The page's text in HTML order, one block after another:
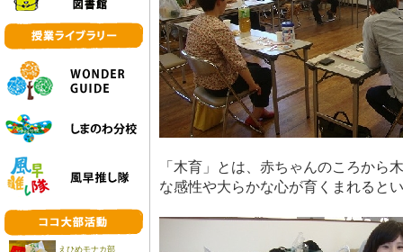
えひめモナカ部
「木育」とは、赤ちゃんのころから
な感性や大らかな心が育くまれると